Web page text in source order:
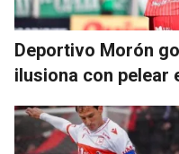
Deportivo Morón
ilusiona con pelear